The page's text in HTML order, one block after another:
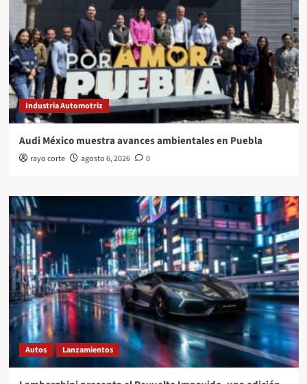
Industria Automotriz
Audi México muestra avances ambientales en Puebla
rayo corte agosto 6, 2026 0
Autos Lanzamientos